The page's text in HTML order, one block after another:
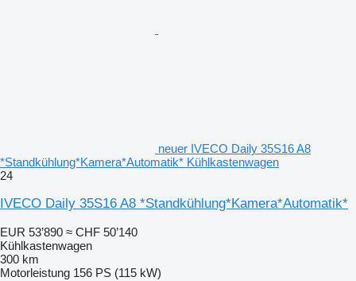
neuer IVECO Daily 35S16 A8
*Standkühlung*Kamera*Automatik* Kühlkastenwagen
24
IVECO Daily 35S16 A8 *Standkühlung*Kamera*Automatik*
EUR 53’890 ≈ CHF 50’140
Kühlkastenwagen
300 km
Motorleistung 156 PS (115 kW)